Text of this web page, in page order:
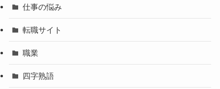
仕事の悩み
転職サイト
職業
四字熟語